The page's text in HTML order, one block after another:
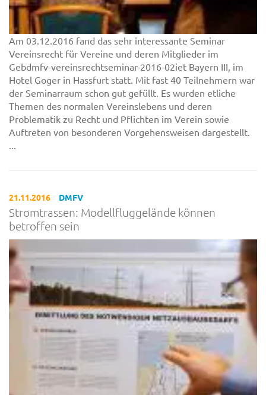
Am 03.12.2016 fand das sehr interessante Seminar
Vereinsrecht für Vereine und deren Mitglieder im
Gebdmfv-vereinsrechtseminar-2016-02iet Bayern III, im
Hotel Goger in Hassfurt statt. Mit fast 40 Teilnehmern war
der Seminarraum schon gut gefüllt. Es wurden etliche
Themen des normalen Vereinslebens und deren
Problematik zu Recht und Pflichten im Verein sowie
Auftreten von besonderen Vorgehensweisen dargestellt.
21.11.2016 DMFV
Stromtrassen: Modellfluggelände können
betroffen sein